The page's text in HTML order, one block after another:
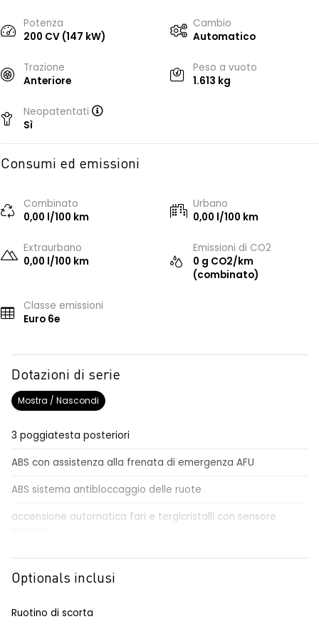
Potenza
200 CV (147 kW)
Cambio
Automatico
Trazione
Anteriore
Peso a vuoto
1.613 kg
Neopatentati
Sì
Consumi ed emissioni
Combinato
0,00 l/100 km
Urbano
0,00 l/100 km
Extraurbano
0,00 l/100 km
Emissioni di CO2
0 g CO2/km
(combinato)
Classe emissioni
Euro 6e
Dotazioni di serie
Mostra / Nascondi
3 poggiatesta posteriori
ABS con assistenza alla frenata di emergenza AFU
ABS sistema antibloccaggio delle ruote
accensione automatica fari e tergicristalli con sensore
Aggiornamento del sistema, incluso per 5 anni
airbag centrale, airbag laterali e a tendina anteriori e
Optionals inclusi
Ruotino di scorta